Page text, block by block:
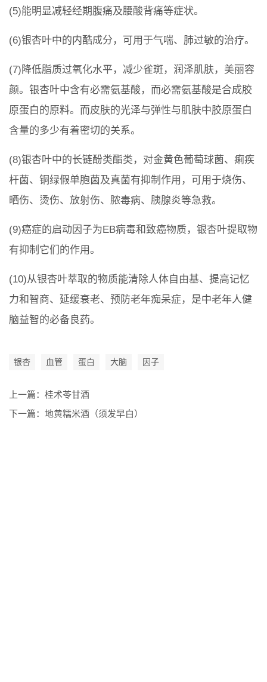
(5)能明显减轻经期腹痛及腰酸背痛等症状。
(6)银杏叶中的内酷成分，可用于气喘、肺过敏的治疗。
(7)降低脂质过氧化水平，减少雀斑，润泽肌肤，美丽容
颜。银杏叶中含有必需氨基酸，而必需氨基酸是合成胶
原蛋白的原料。而皮肤的光泽与弹性与肌肤中胶原蛋白
含量的多少有着密切的关系。
(8)银杏叶中的长链酚类酯类，对金黄色葡萄球菌、痢疾
杆菌、铜绿假单胞菌及真菌有抑制作用，可用于烧伤、
晒伤、烫伤、放射伤、脓毒病、胰腺炎等急救。
(9)癌症的启动因子为EB病毒和致癌物质，银杏叶提取物
有抑制它们的作用。
(10)从银杏叶萃取的物质能清除人体自由基、提高记忆
力和智商、延缓衰老、预防老年痴呆症，是中老年人健
脑益智的必备良药。
银杏 血管 蛋白 大脑 因子
上一篇： 桂术苓甘酒
下一篇： 地黄糯米酒（须发早白）